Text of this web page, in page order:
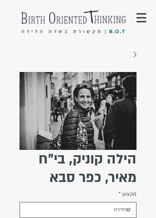
הילה קוניק, בי"ח
מאיר, כפר סבא
מקצוע *